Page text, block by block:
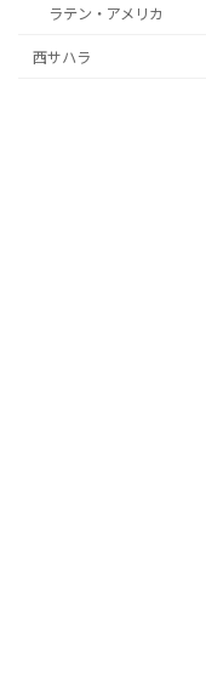
ラテン・アメリカ
西サハラ